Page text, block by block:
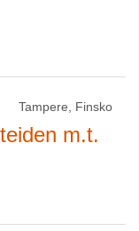
Tampere, Finsko
m.t.